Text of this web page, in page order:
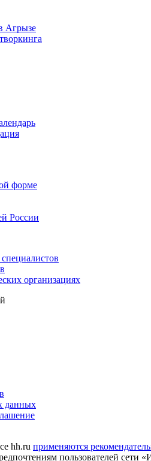
Агрызе
форме
России
организациях
данных
hh.ru применяются
пользователей сети